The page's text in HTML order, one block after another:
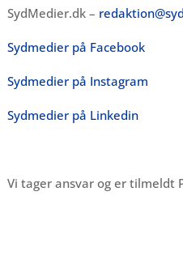
SydMedier.dk –
Sydmedier på Facebook
Sydmedier på Instagram
Sydmedier på Linkedin
Vi tager ansvar og er tilmeldt